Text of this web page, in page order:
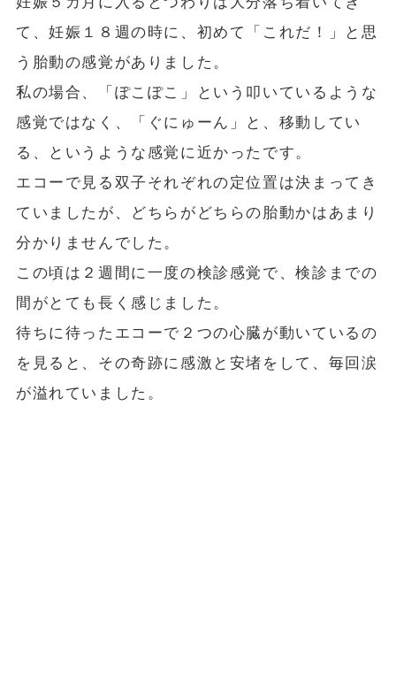
て、妊娠１８週の時に、初めて「これだ！」と思
う胎動の感覚がありました。
私の場合、「ぽこぽこ」という叩いているような
感覚ではなく、「ぐにゅーん」と、移動してい
る、というような感覚に近かったです。
エコーで見る双子それぞれの定位置は決まってき
ていましたが、どちらがどちらの胎動かはあまり
分かりませんでした。
この頃は２週間に一度の検診感覚で、検診までの
間がとても長く感じました。
待ちに待ったエコーで２つの心臓が動いているの
を見ると、その奇跡に感激と安堵をして、毎回涙
が溢れていました。